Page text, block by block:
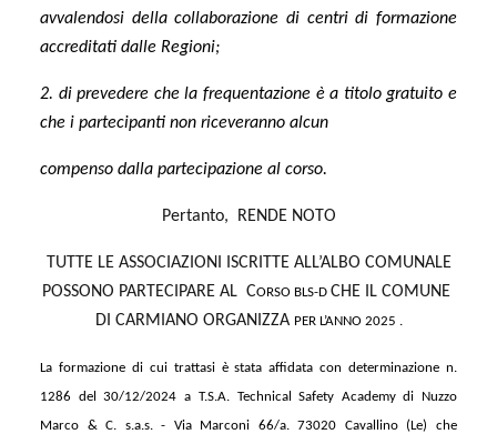
avvalendosi della collaborazione di centri di formazione
accreditati dalle Regioni;
2. di prevedere che la frequentazione è a titolo gratuito e
che i partecipanti non riceveranno alcun
compenso dalla partecipazione al corso.
Pertanto, RENDE NOTO
TUTTE LE ASSOCIAZIONI ISCRITTE ALL’ALBO COMUNALE
POSSONO PARTECIPARE AL CORSO BLS-D CHE IL COMUNE
DI CARMIANO ORGANIZZA PER L’ANNO 2025 .
La formazione di cui trattasi è stata affidata con determinazione n.
1286 del 30/12/2024 a T.S.A. Technical Safety Academy di Nuzzo
Marco & C. s.a.s. - Via Marconi 66/a. 73020 Cavallino (Le) che